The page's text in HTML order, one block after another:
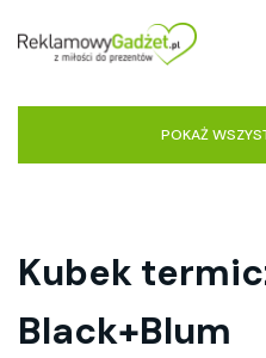
POKAŻ
Kubek
Black+Blum